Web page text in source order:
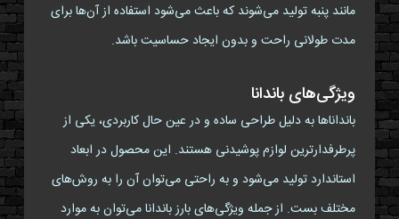
مانند پنبه تولید می‌شوند که باعث می‌شود استفاده از آن‌ها برای
مدت طولانی راحت و بدون ایجاد حساسیت باشد.
ویژگی‌های باندانا
باندانا‌ها به دلیل طراحی ساده و در عین حال کاربردی، یکی از
پرطرفدارترین لوازم پوشیدنی هستند. این محصول در ابعاد
استاندارد تولید می‌شود و به راحتی می‌توان آن را به روش‌های
مختلف بست. از جمله ویژگی‌های بارز باندانا می‌توان به موارد